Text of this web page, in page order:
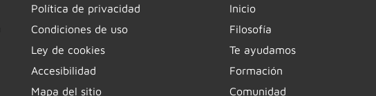
Política de privacidad
Condiciones de uso
Ley de cookies
Accesibilidad
Mapa del sitio
Inicio
Filosofía
Te ayudamos
Formación
Comunidad